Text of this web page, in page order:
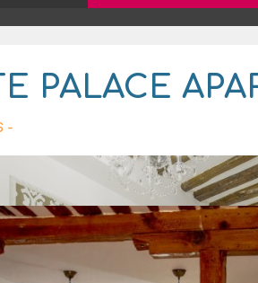
PALACE
-